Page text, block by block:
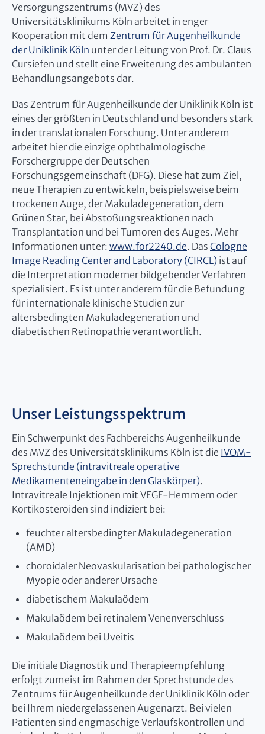
Versorgungszentrums (MVZ) des
Universitätsklinikums Köln arbeitet in enger
Kooperation mit dem Zentrum für Augenheilkunde
der Uniklinik Köln unter der Leitung von Prof. Dr. Claus
Cursiefen und stellt eine Erweiterung des ambulanten
Behandlungsangebots dar.
Das Zentrum für Augenheilkunde der Uniklinik Köln ist
eines der größten in Deutschland und besonders stark
in der translationalen Forschung. Unter anderem
arbeitet hier die einzige ophthalmologische
Forschergruppe der Deutschen
Forschungsgemeinschaft (DFG). Diese hat zum Ziel,
neue Therapien zu entwickeln, beispielsweise beim
trockenen Auge, der Makuladegeneration, dem
Grünen Star, bei Abstoßungsreaktionen nach
Transplantation und bei Tumoren des Auges. Mehr
Informationen unter: www.for2240.de. Das Cologne
Image Reading Center and Laboratory (CIRCL) ist auf
die Interpretation moderner bildgebender Verfahren
spezialisiert. Es ist unter anderem für die Befundung
für internationale klinische Studien zur
altersbedingten Makuladegeneration und
diabetischen Retinopathie verantwortlich.
Unser Leistungsspektrum
Ein Schwerpunkt des Fachbereichs Augenheilkunde
des MVZ des Universitätsklinikums Köln ist die IVOM-
Sprechstunde (intravitreale operative
Medikamenteneingabe in den Glaskörper).
Intravitreale Injektionen mit VEGF-Hemmern oder
Kortikosteroiden sind indiziert bei:
feuchter altersbedingter Makuladegeneration
(AMD)
choroidaler Neovaskularisation bei pathologischer
Myopie oder anderer Ursache
diabetischem Makulaödem
Makulaödem bei retinalem Venenverschluss
Makulaödem bei Uveitis
Die initiale Diagnostik und Therapieempfehlung
erfolgt zumeist im Rahmen der Sprechstunde des
Zentrums für Augenheilkunde der Uniklinik Köln oder
bei Ihrem niedergelassenen Augenarzt. Bei vielen
Patienten sind engmaschige Verlaufskontrollen und